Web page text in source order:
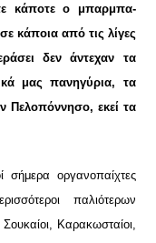
κάποτε ο μπαρμπα-
κάποια από τις λίγες
δεν άντεχαν τα
μας πανηγύρια, τα
Πελοπόννησο, εκεί τα
οργανοπαίχτες
παλιότερων
Καρακωσταίοι,